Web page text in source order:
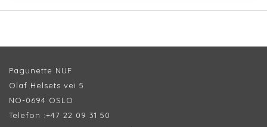
Pagunette NUF
Olaf Helsets vei 5
NO-0694 OSLO
Telefon :+47 22 09 31 50